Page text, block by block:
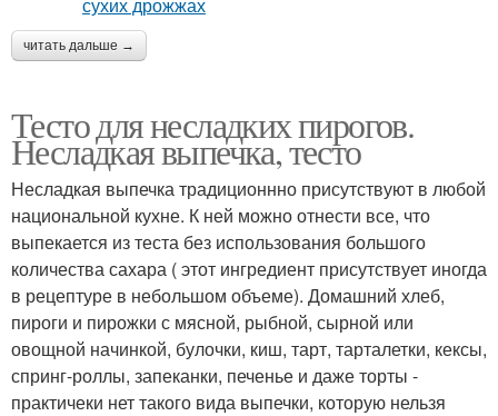
читать дальше →
Тесто для несладких пирогов.
Несладкая выпечка, тесто
Несладкая выпечка традиционнно присутствуют в любой
национальной кухне. К ней можно отнести все, что
выпекается из теста без использования большого
количества сахара ( этот ингредиент присутствует иногда
в рецептуре в небольшом объеме). Домашний хлеб,
пироги и пирожки с мясной, рыбной, сырной или
овощной начинкой, булочки, киш, тарт, тарталетки, кексы,
спринг-роллы, запеканки, печенье и даже торты -
практичеки нет такого вида выпечки, которую нельзя